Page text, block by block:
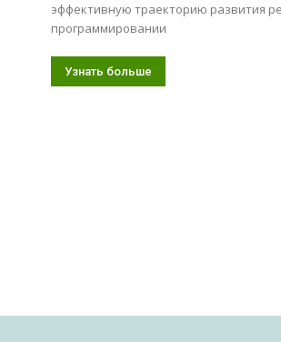
эффективную траекторию развития
программировании
Узнать больше